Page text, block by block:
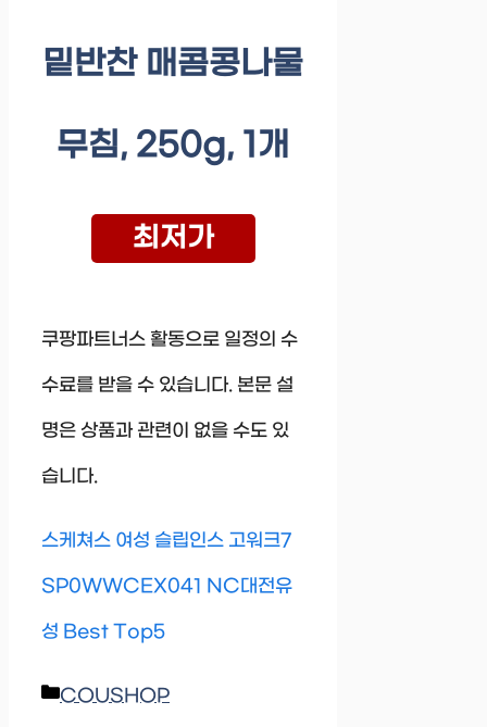
밑반찬 매콤콩나물
무침, 250g, 1개
최저가
쿠팡파트너스 활동으로 일정의 수
수료를 받을 수 있습니다. 본문 설
명은 상품과 관련이 없을 수도 있
습니다.
스케쳐스 여성 슬립인스 고워크7
SP0WWCEX041 NC대전유
성 Best Top5
Categories
COUSHOP